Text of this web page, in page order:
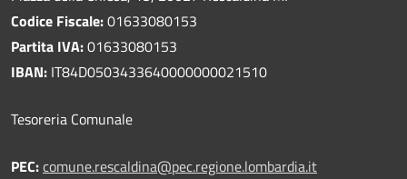
Codice Fiscale:01633080153
Partita IVA:01633080153
IBAN: IT84D0503433640000000021510
Tesoreria Comunale
PEC:comune.rescaldina@pec.regione.lombardia.it